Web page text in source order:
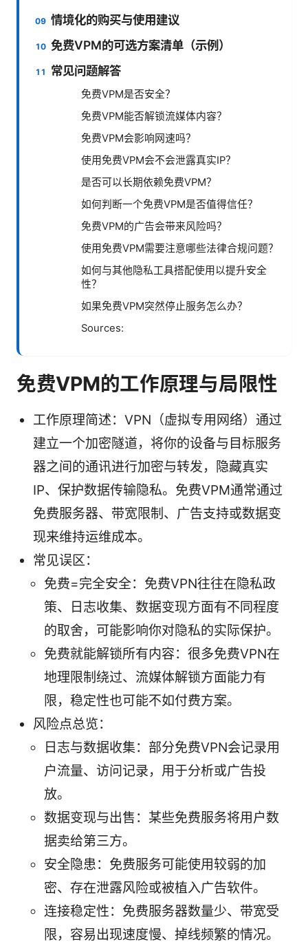
情境化的购买与使用建议
免费VPM的可选方案清单（示例）
常见问题解答
免费VPM是否安全？
免费VPM能否解锁流媒体内容？
免费VPM会影响网速吗？
使用免费VPM会不会泄露真实IP？
是否可以长期依赖免费VPM？
如何判断一个免费VPM是否值得信任？
免费VPM的广告会带来风险吗？
使用免费VPM需要注意哪些法律合规问题？
如何与其他隐私工具搭配使用以提升安全
性？
如果免费VPM突然停止服务怎么办？
Sources:
免费VPM的工作原理与局限性
工作原理简述：VPN（虚拟专用网络）通过
建立一个加密隧道，将你的设备与目标服务
器之间的通讯进行加密与转发，隐藏真实
IP、保护数据传输隐私。免费VPM通常通过
免费服务器、带宽限制、广告支持或数据变
现来维持运维成本。
常见误区：
免费=完全安全：免费VPN往往在隐私政
策、日志收集、数据变现方面有不同程度
的取舍，可能影响你对隐私的实际保护。
免费就能解锁所有内容：很多免费VPN在
地理限制绕过、流媒体解锁方面能力有
限，稳定性也可能不如付费方案。
风险点总览：
日志与数据收集：部分免费VPN会记录用
户流量、访问记录，用于分析或广告投
放。
数据变现与出售：某些免费服务将用户数
据卖给第三方。
安全隐患：免费服务可能使用较弱的加
密、存在泄露风险或被植入广告软件。
连接稳定性：免费服务器数量少、带宽受
限，容易出现速度慢、掉线频繁的情况。